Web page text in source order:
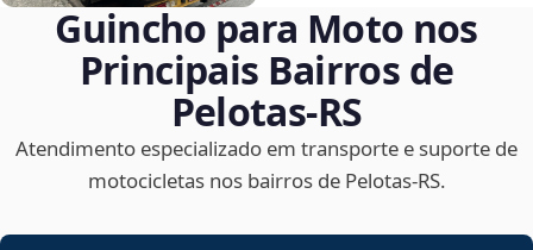
Guincho para Moto nos
Principais Bairros de
Pelotas‑RS
Atendimento especializado em transporte e suporte de
motocicletas nos bairros de Pelotas‑RS.